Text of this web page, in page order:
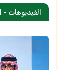
الفيديوهات -